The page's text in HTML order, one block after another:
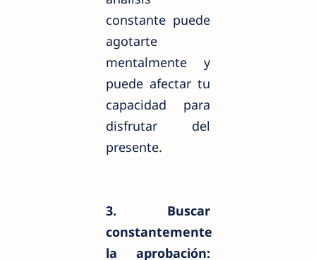
constante puede
agotarte
mentalmente y
puede afectar tu
capacidad para
disfrutar del
presente.
3. Buscar
constantemente
la aprobación: